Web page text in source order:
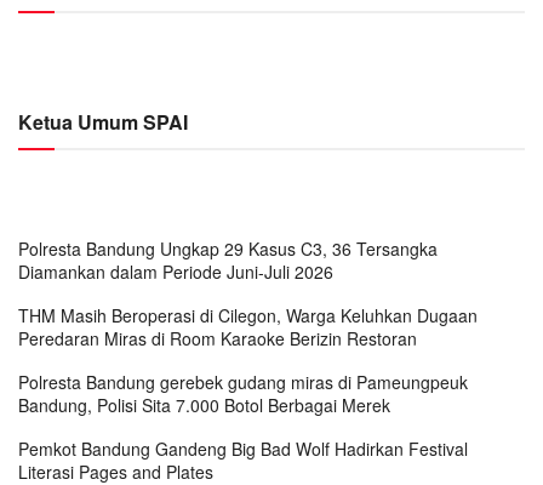
Ketua Umum SPAI
Polresta Bandung Ungkap 29 Kasus C3, 36 Tersangka
Diamankan dalam Periode Juni-Juli 2026
THM Masih Beroperasi di Cilegon, Warga Keluhkan Dugaan
Peredaran Miras di Room Karaoke Berizin Restoran
Polresta Bandung gerebek gudang miras di Pameungpeuk
Bandung, Polisi Sita 7.000 Botol Berbagai Merek
Pemkot Bandung Gandeng Big Bad Wolf Hadirkan Festival
Literasi Pages and Plates